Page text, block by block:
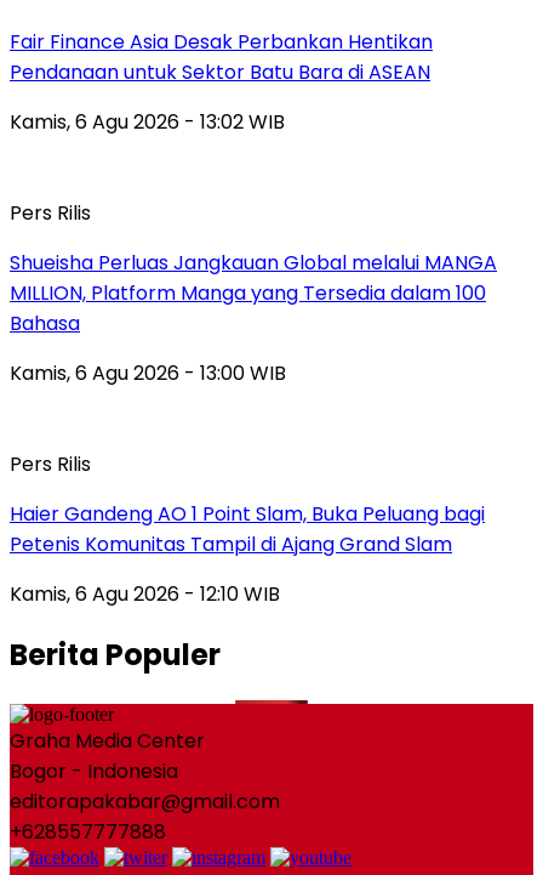
Fair Finance Asia Desak Perbankan Hentikan
Pendanaan untuk Sektor Batu Bara di ASEAN
Kamis, 6 Agu 2026 - 13:02 WIB
Pers Rilis
Shueisha Perluas Jangkauan Global melalui MANGA
MILLION, Platform Manga yang Tersedia dalam 100
Bahasa
Kamis, 6 Agu 2026 - 13:00 WIB
Pers Rilis
Haier Gandeng AO 1 Point Slam, Buka Peluang bagi
Petenis Komunitas Tampil di Ajang Grand Slam
Kamis, 6 Agu 2026 - 12:10 WIB
Berita Populer
Graha Media Center
Bogor - Indonesia
editorapakabar@gmail.com
+628557777888